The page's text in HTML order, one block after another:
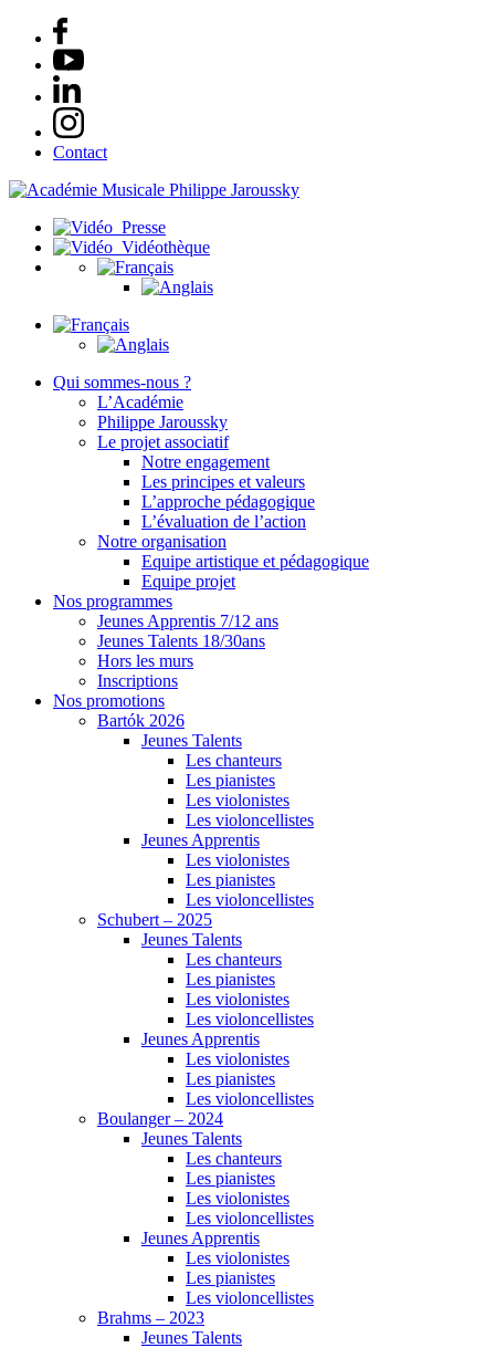
Contact
Presse
Vidéothèque
Qui sommes-nous ?
L’Académie
Philippe Jaroussky
Le projet associatif
Notre engagement
Les principes et valeurs
L’approche pédagogique
L’évaluation de l’action
Notre organisation
Equipe artistique et pédagogique
Equipe projet
Nos programmes
Jeunes Apprentis 7/12 ans
Jeunes Talents 18/30ans
Hors les murs
Inscriptions
Nos promotions
Bartók 2026
Jeunes Talents
Les chanteurs
Les pianistes
Les violonistes
Les violoncellistes
Jeunes Apprentis
Les violonistes
Les pianistes
Les violoncellistes
Schubert – 2025
Jeunes Talents
Les chanteurs
Les pianistes
Les violonistes
Les violoncellistes
Jeunes Apprentis
Les violonistes
Les pianistes
Les violoncellistes
Boulanger – 2024
Jeunes Talents
Les chanteurs
Les pianistes
Les violonistes
Les violoncellistes
Jeunes Apprentis
Les violonistes
Les pianistes
Les violoncellistes
Brahms – 2023
Jeunes Talents